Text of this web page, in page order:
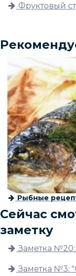
Фруктовый
Рыбные
Сейчас
заметку
Заметка
Заметка №3: